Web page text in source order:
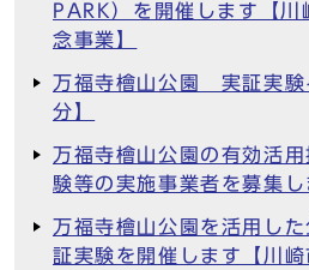
PARK）を開催します【
念事業】
万福寺檜山公園 実証実験
分】
万福寺檜山公園の有効活
験等の実施事業者を募集し
万福寺檜山公園を活用し
証実験を開催します【川